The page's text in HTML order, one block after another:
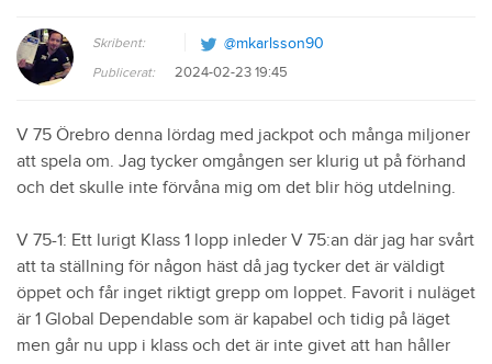
Skribent: @mkarlsson90
Publicerat: 2024-02-23 19:45
V 75 Örebro denna lördag med jackpot och många miljoner
att spela om. Jag tycker omgången ser klurig ut på förhand
och det skulle inte förvåna mig om det blir hög utdelning.
V 75-1: Ett lurigt Klass 1 lopp inleder V 75:an där jag har svårt
att ta ställning för någon häst då jag tycker det är väldigt
öppet och får inget riktigt grepp om loppet. Favorit i nuläget
är 1 Global Dependable som är kapabel och tidig på läget
men går nu upp i klass och det är inte givet att han håller